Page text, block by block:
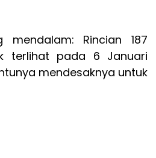
Rincian 187
terlihat pada 6 Januari
mendesaknya untuk